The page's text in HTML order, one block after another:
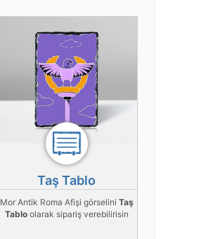
Taş Tablo
Mor Antik Roma Afişi görselini Taş
Tabloolarak sipariş verebilirisin